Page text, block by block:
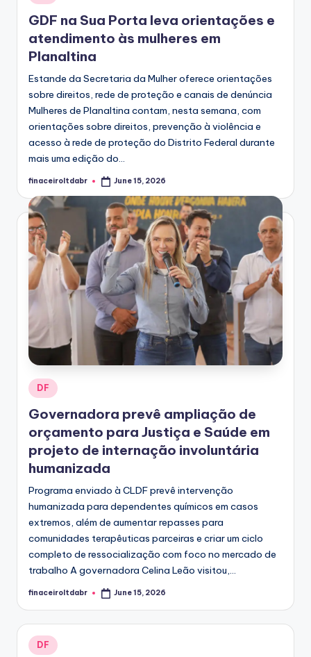
in
GDF na Sua Porta leva orientações e
atendimento às mulheres em
Planaltina
Estande da Secretaria da Mulher oferece orientações
sobre direitos, rede de proteção e canais de denúncia
Mulheres de Planaltina contam, nesta semana, com
orientações sobre direitos, prevenção à violência e
acesso à rede de proteção do Distrito Federal durante
mais uma edição do...
Posted
finaceiroltdabr June 15, 2026
Posted
in
DF
Governadora prevê ampliação de
orçamento para Justiça e Saúde em
projeto de internação involuntária
humanizada
Programa enviado à CLDF prevê intervenção
humanizada para dependentes químicos em casos
extremos, além de aumentar repasses para
comunidades terapêuticas parceiras e criar um ciclo
completo de ressocialização com foco no mercado de
trabalho A governadora Celina Leão visitou,...
Posted
finaceiroltdabr June 15, 2026
Posted
DF